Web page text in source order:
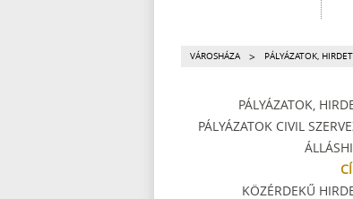
VÁROSHÁZA > PÁLYÁZATOK,
PÁLYÁZATOK,
PÁLYÁZATOK CIVIL
KÖZÉRDEKŰ